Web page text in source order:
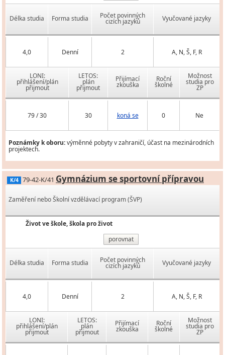
Délka studia Forma studia Počet povinných
cizích jazyků Vyučované jazyky
4,0 Denní 2 A, N, Š, F, R
LONI:
přihlášení/plán
přijmout
LETOS:
plán
přijmout
Přijímací
zkouška
Roční
školné
Možnost
studia pro
ZP
79 / 30 30 koná se 0 Ne
Poznámky k oboru:výměnné pobyty v zahraničí, účast na mezinárodních
projektech.
K/4 79-42-K/41 Gymnázium se sportovní přípravou
Zaměření nebo Školní vzdělávací program (ŠVP)
Život ve škole, škola pro život
porovnat
Délka studia Forma studia Počet povinných
cizích jazyků Vyučované jazyky
4,0 Denní 2 A, N, Š, F, R
LONI:
přihlášení/plán
přijmout
LETOS:
plán
přijmout
Přijímací
zkouška
Roční
školné
Možnost
studia pro
ZP